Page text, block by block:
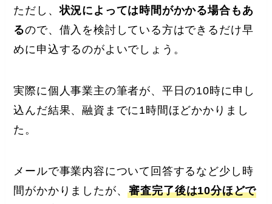
ただし、状況によっては時間がかかる場合もあ
るので、借入を検討している方はできるだけ早
めに申込するのがよいでしょう。
実際に個人事業主の筆者が、平日の10時に申し
込んだ結果、融資までに1時間ほどかかりまし
た。
メールで事業内容について回答するなど少し時
間がかかりましたが、審査完了後は10分ほどで